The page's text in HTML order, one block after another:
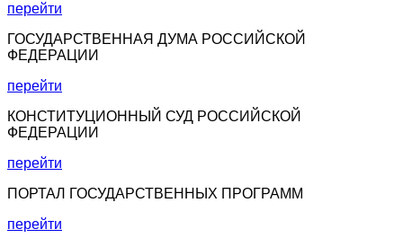
перейти
ГОСУДАРСТВЕННАЯ ДУМА РОССИЙСКОЙ
ФЕДЕРАЦИИ
перейти
КОНСТИТУЦИОННЫЙ СУД РОССИЙСКОЙ
ФЕДЕРАЦИИ
перейти
ПОРТАЛ ГОСУДАРСТВЕННЫХ ПРОГРАММ
перейти